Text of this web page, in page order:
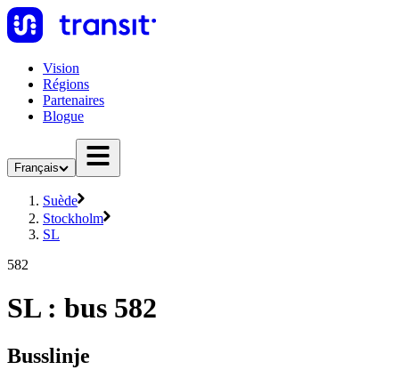
Vision
Régions
Partenaires
Blogue
Français
Suède
Stockholm
SL
582
SL : bus 582
Busslinje